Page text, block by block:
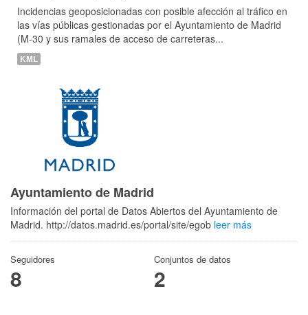
Incidencias geoposicionadas con posible afección al tráfico en
las vías públicas gestionadas por el Ayuntamiento de Madrid
(M-30 y sus ramales de acceso de carreteras...
KML
Ayuntamiento de Madrid
Información del portal de Datos Abiertos del Ayuntamiento de
Madrid. http://datos.madrid.es/portal/site/egob leer más
Seguidores
8
Conjuntos de datos
2